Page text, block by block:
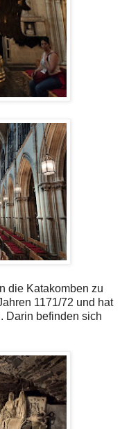
die Katakomben zu
1171/72 und hat
Darin befinden sich